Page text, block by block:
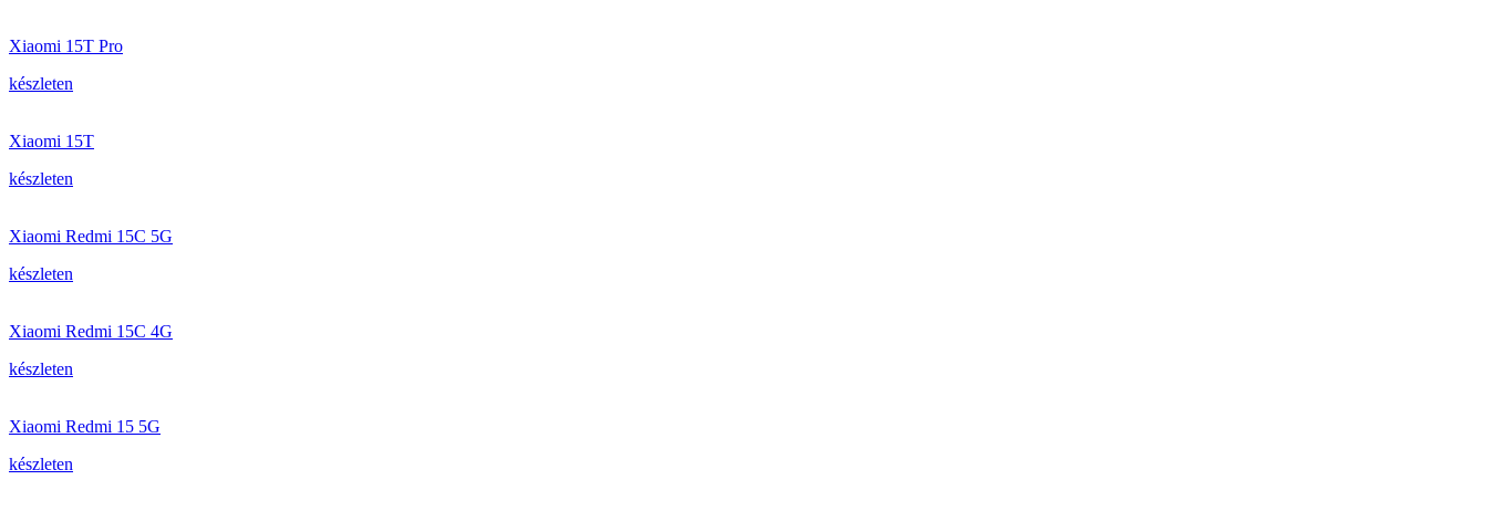
Xiaomi 15T Pro
készleten
Xiaomi 15T
készleten
Xiaomi Redmi 15C 5G
készleten
Xiaomi Redmi 15C 4G
készleten
Xiaomi Redmi 15 5G
készleten